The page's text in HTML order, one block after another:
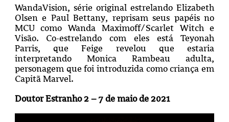
WandaVision, série original estrelando Elizabeth
Olsen e Paul Bettany, reprisam seus papéis no
MCU como Wanda Maximoff/Scarlet Witch e
Visão. Co-estrelando com eles está Teyonah
Parris, que Feige revelou que estaria
interpretando Monica Rambeau adulta,
personagem que foi introduzida como criança em
Capitã Marvel.
Doutor Estranho 2 – 7 de maio de 2021